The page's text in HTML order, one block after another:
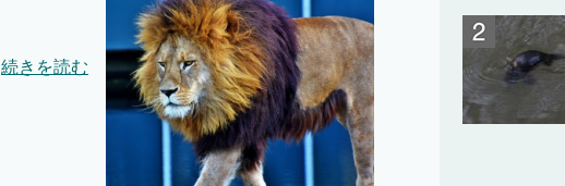
続きを読む